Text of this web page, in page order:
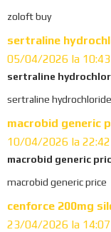
t
i
o
n
s
zoloft buy
sertraline
05/04/2026 la 10:43
sertraline
sertraline
macrobid generic
10/04/2026 la 22:42
macrobid generic
macrobid generic price
cenforce 200mg
23/04/2026 la 14:07